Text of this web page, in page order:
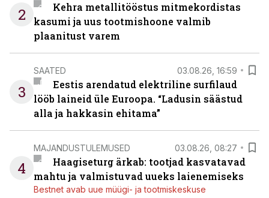
2
Kehra metallitööstus mitmekordistas
kasumi ja uus tootmishoone valmib
plaanitust varem
3
SAATED 03.08.26, 16:59
Eestis arendatud elektriline surfilaud
lööb laineid üle Euroopa. “Ladusin säästud
alla ja hakkasin ehitama”
4
MAJANDUSTULEMUSED 03.08.26, 08:27
Haagiseturg ärkab: tootjad kasvatavad
mahtu ja valmistuvad uueks laienemiseks
Bestnet avab uue müügi- ja tootmiskeskuse